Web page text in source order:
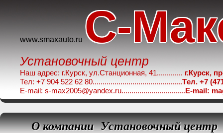
www.smaxauto.ru C-
Установочный центр
Наш адрес: г.Курск, ул.Станционная, 41............. г.Курск,
Тел: +7 904 522 62 80.............................................Tел. +7
E-mail: s-max2005@yandex.ru................................E-mail:
О компании Установочный центр